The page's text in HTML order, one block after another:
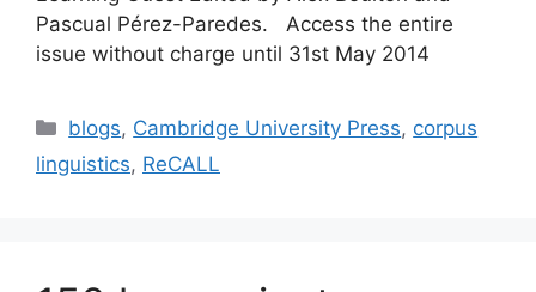
Pascual Pérez-Paredes. Access the entire
issue without charge until 31st May 2014
Categories
blogs, Cambridge University Press, corpus
linguistics, ReCALL